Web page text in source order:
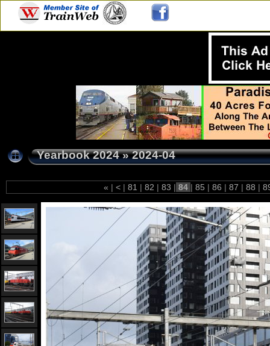
Yearbook 2024»2024-04
« | < | 81 | 82 | 83 | 84 | 85 | 86 | 87 | 88 |